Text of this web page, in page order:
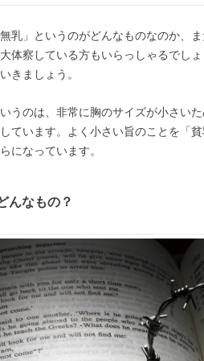
乳」というのがどんなものなのか、
体察している方もいらっしゃるでし
きましょう。
うのは、非常に胸のサイズが小さい
ています。よく小さい旨のことを「
になっています。
んなもの？